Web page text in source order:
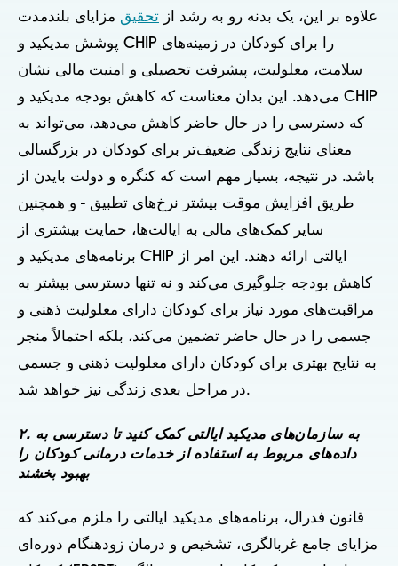
علاوه بر این، یک بدنه رو به رشد از تحقیق مزایای بلندمدت
پوشش مدیکید و CHIP را برای کودکان در زمینه‌های
سلامت، معلولیت، پیشرفت تحصیلی و امنیت مالی نشان
می‌دهد. این بدان معناست که کاهش بودجه مدیکید و CHIP
که دسترسی را در حال حاضر کاهش می‌دهد، می‌تواند به
معنای نتایج زندگی ضعیف‌تر برای کودکان در بزرگسالی
باشد. در نتیجه، بسیار مهم است که کنگره و دولت بایدن از
طریق افزایش موقت بیشتر نرخ‌های تطبیق - و همچنین
سایر کمک‌های مالی به ایالت‌ها، حمایت بیشتری از
برنامه‌های مدیکید و CHIP ایالتی ارائه دهند. این امر از
کاهش بودجه جلوگیری می‌کند و نه تنها دسترسی بیشتر به
مراقبت‌های مورد نیاز برای کودکان دارای معلولیت ذهنی و
جسمی را در حال حاضر تضمین می‌کند، بلکه احتمالاً منجر
به نتایج بهتری برای کودکان دارای معلولیت ذهنی و جسمی
در مراحل بعدی زندگی نیز خواهد شد.
۲. به سازمان‌های مدیکید ایالتی کمک کنید تا دسترسی به
داده‌های مربوط به استفاده از خدمات درمانی کودکان را
بهبود بخشند
قانون فدرال، برنامه‌های مدیکید ایالتی را ملزم می‌کند که
مزایای جامع غربالگری، تشخیص و درمان زودهنگام دوره‌ای